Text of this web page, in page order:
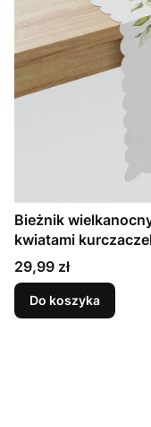
Bieżnik
kwiatami
Cena
29,99 zł
Do koszyka